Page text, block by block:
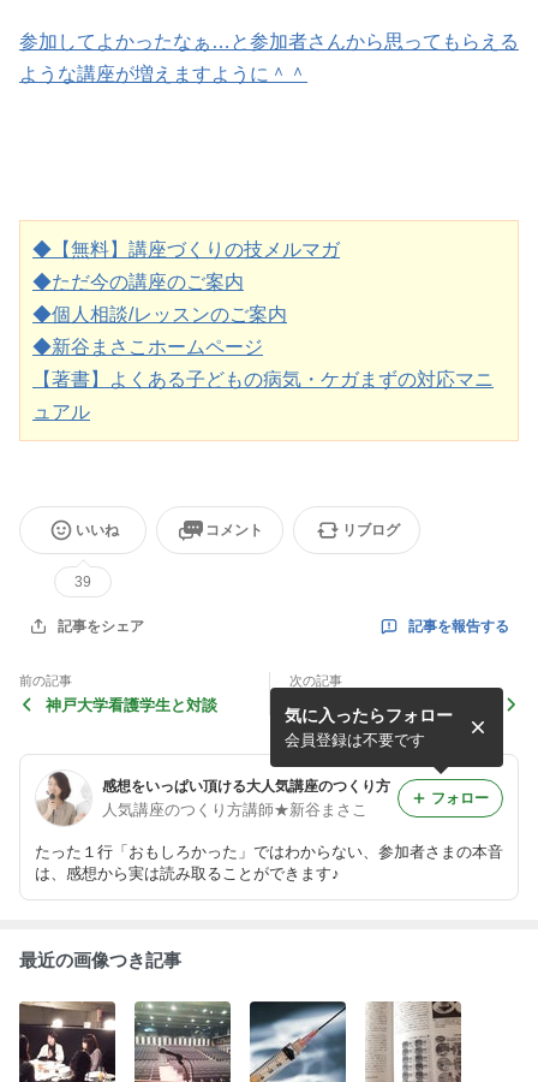
参加してよかったなぁ…と参加者さんから思ってもらえる
ような講座が増えますように＾＾
◆【無料】講座づくりの技メルマガ
◆ただ今の講座のご案内
◆個人相談/レッスンのご案内
◆新谷まさこホームページ
【著書】よくある子どもの病気・ケガまずの対応マニ
ュアル
いいね
39
コメント リブログ
記事をシェア 記事を報告する
前の記事
神戸大学看護学生と対談
次の記事
ＧＷ中のブログ記事と準備し
ておきたい７つのこと
感想をいっぱい頂ける大人気講座のつくり方
人気講座のつくり方講師★新谷まさこ
たった１行「おもしろかった」ではわからない、参加者さまの本音
は、感想から実は読み取ることができます♪
気に入ったらフォロー
会員登録は不要です
フォロー
最近の画像つき記事